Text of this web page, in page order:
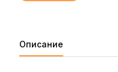
Описание